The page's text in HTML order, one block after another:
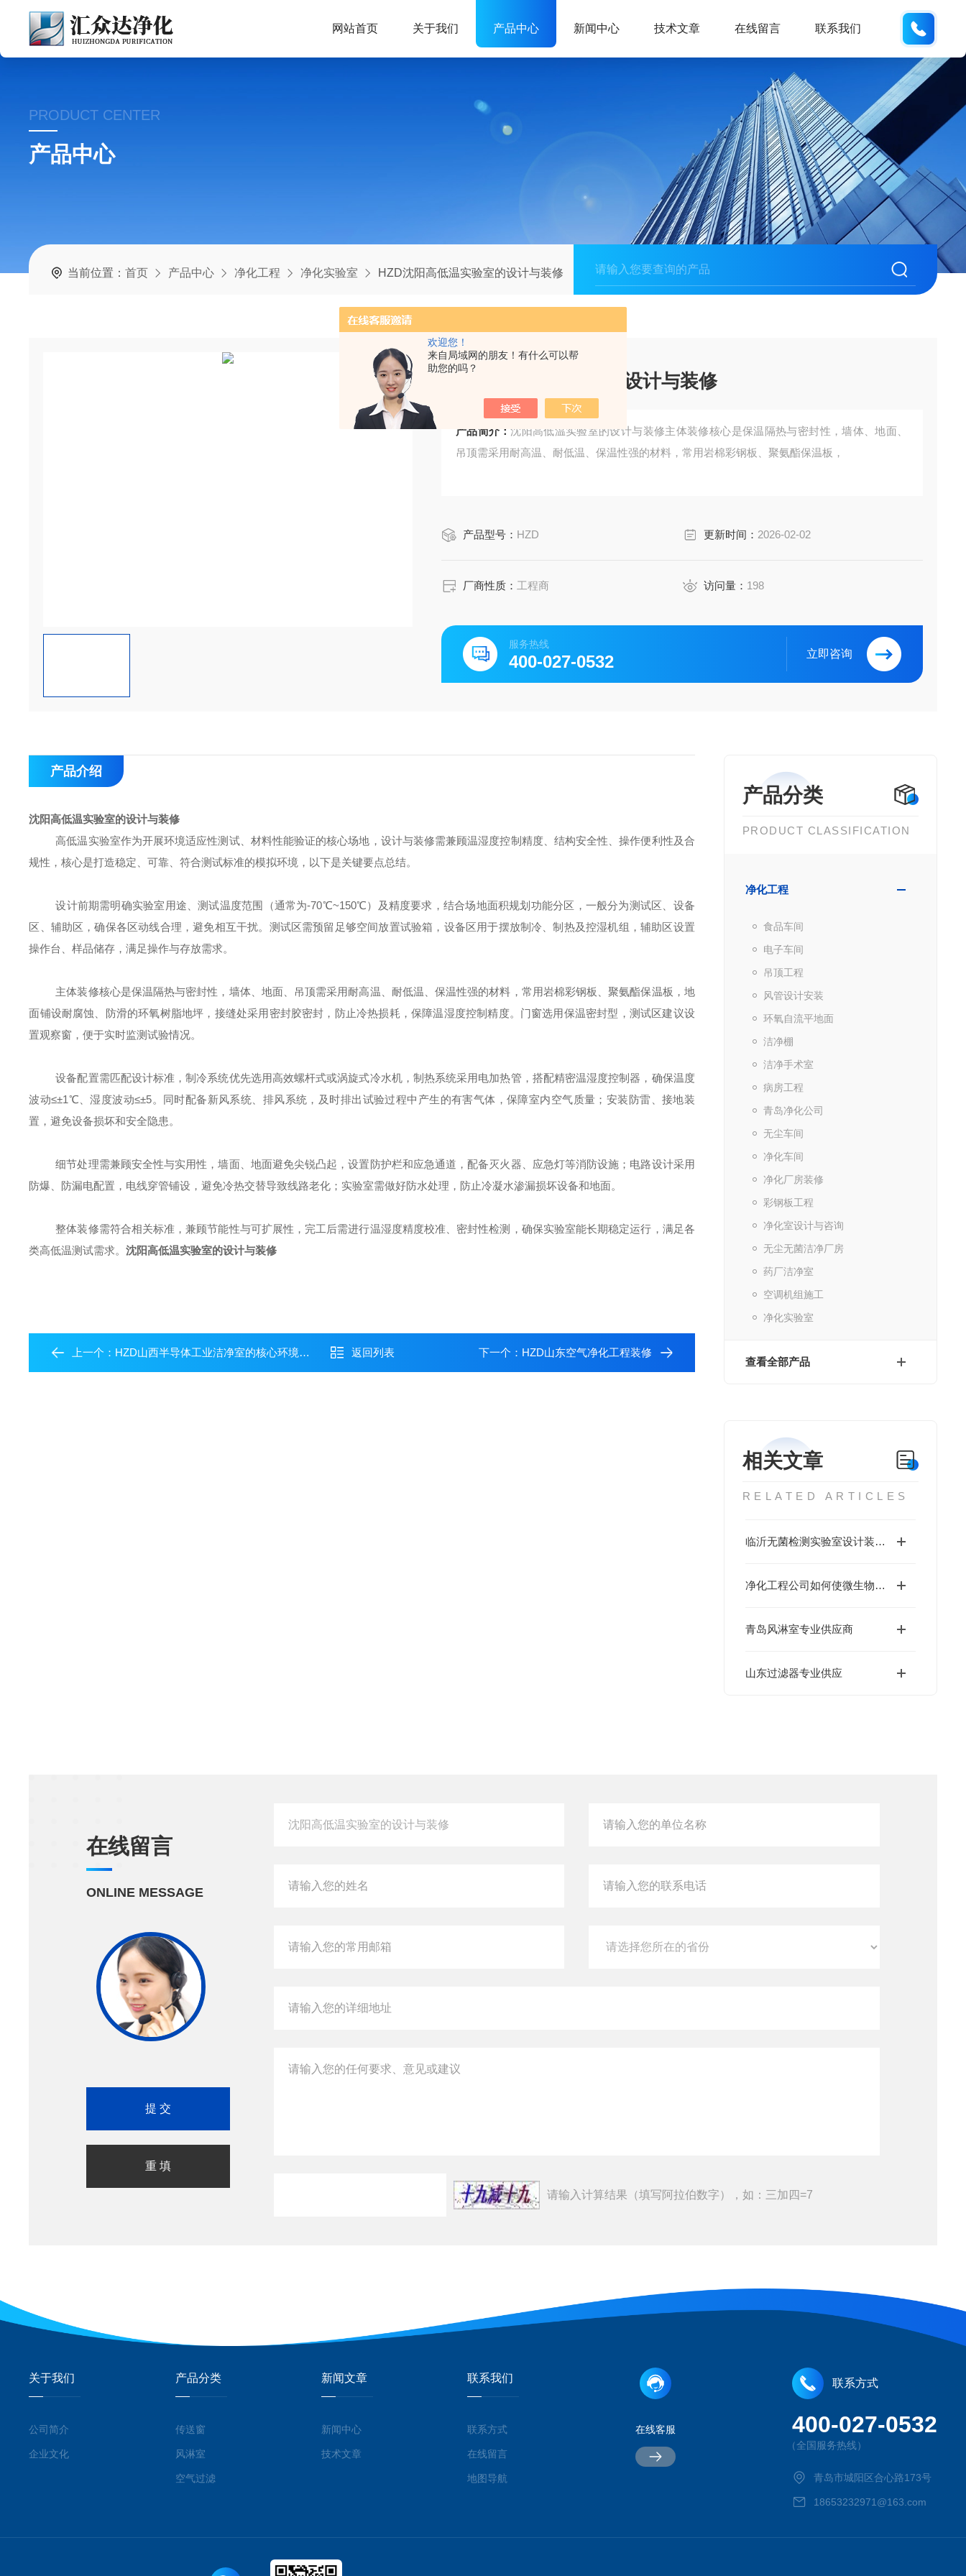
欢迎您！
来自局域网的朋友！有什么可以帮
助您的吗？
网站首页 关于我们 产品中心 新闻中心 技术文章 在线留言 联系我们
PRODUCT CENTER
产品中心
当前位置：首页 产品中心 净化工程 净化实验室 HZD沈阳高低温实验室的设计与装修
沈阳高低温实验室的设计与装修
产品简介：沈阳高低温实验室的设计与装修主体装修核心是保温隔热与密封性，墙体、地面、
吊顶需采用耐高温、耐低温、保温性强的材料，常用岩棉彩钢板、聚氨酯保温板，
产品型号： HZD 更新时间： 2026-02-02
厂商性质： 工程商 访问量： 198
服务热线
400-027-0532 立即咨询
产品分类
PRODUCT CLASSIFICATION
净化工程
食品车间
电子车间
吊顶工程
风管设计安装
环氧自流平地面
洁净棚
洁净手术室
病房工程
青岛净化公司
无尘车间
净化车间
净化厂房装修
彩钢板工程
净化室设计与咨询
无尘无菌洁净厂房
药厂洁净室
空调机组施工
净化实验室
查看全部产品
相关文章
RELATED ARTICLES
临沂无菌检测实验室设计装修要点
净化工程公司如何使微生物实验室达到无菌效果
青岛风淋室专业供应商
山东过滤器专业供应
产品介绍
沈阳高低温实验室的设计与装修
高低温实验室作为开展环境适应性测试、材料性能验证的核心场地，设计与装修需兼顾温湿度控制精度、结构安全性、操作便利性及合
规性，核心是打造稳定、可靠、符合测试标准的模拟环境，以下是关键要点总结。
设计前期需明确实验室用途、测试温度范围（通常为-70℃~150℃）及精度要求，结合场地面积规划功能分区，一般分为测试区、设备
区、辅助区，确保各区动线合理，避免相互干扰。测试区需预留足够空间放置试验箱，设备区用于摆放制冷、制热及控湿机组，辅助区设置
操作台、样品储存，满足操作与存放需求。
主体装修核心是保温隔热与密封性，墙体、地面、吊顶需采用耐高温、耐低温、保温性强的材料，常用岩棉彩钢板、聚氨酯保温板，地
面铺设耐腐蚀、防滑的环氧树脂地坪，接缝处采用密封胶密封，防止冷热损耗，保障温湿度控制精度。门窗选用保温密封型，测试区建议设
置观察窗，便于实时监测试验情况。
设备配置需匹配设计标准，制冷系统优先选用高效螺杆式或涡旋式冷水机，制热系统采用电加热管，搭配精密温湿度控制器，确保温度
波动≤±1℃、湿度波动≤±5。同时配备新风系统、排风系统，及时排出试验过程中产生的有害气体，保障室内空气质量；安装防雷、接地装
置，避免设备损坏和安全隐患。
细节处理需兼顾安全性与实用性，墙面、地面避免尖锐凸起，设置防护栏和应急通道，配备灭火器、应急灯等消防设施；电路设计采用
防爆、防漏电配置，电线穿管铺设，避免冷热交替导致线路老化；实验室需做好防水处理，防止冷凝水渗漏损坏设备和地面。
整体装修需符合相关标准，兼顾节能性与可扩展性，完工后需进行温湿度精度校准、密封性检测，确保实验室能长期稳定运行，满足各
类高低温测试需求。沈阳高低温实验室的设计与装修
上一个： HZD山西半导体工业洁净室的核心环境要求 返回列表 下一个： HZD山东空气净化工程装修
在线留言
ONLINE MESSAGE
请输入计算结果（填写阿拉伯数字），如：三加四=7
关于我们
公司简介
企业文化
产品分类
传送窗
风淋室
空气过滤
新闻文章
新闻中心
技术文章
联系我们
联系方式
在线留言
地图导航
在线客服
联系方式
400-027-0532
（全国服务热线）
青岛市城阳区合心路173号
18653232971@163.com